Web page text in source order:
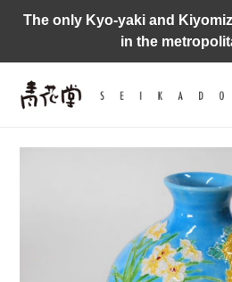
The only Kyo-yaki and
in the